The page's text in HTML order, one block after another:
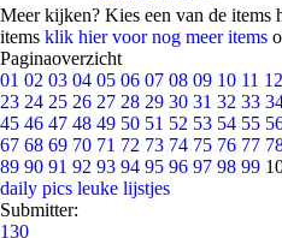
Meer kijken? Kies een van de items
items klik hier voor nog meer items
Paginaoverzicht
01 02 03 04 05 06 07 08 09 10 11 12
23 24 25 26 27 28 29 30 31 32 33
45 46 47 48 49 50 51 52 53 54 55
67 68 69 70 71 72 73 74 75 76 77
89 90 91 92 93 94 95 96 97 98 99
daily pics leuke lijstjes
Submitter:
130